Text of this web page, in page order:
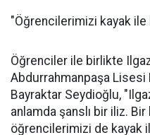
"Öğrencilerimizi kayak
Öğrenciler ile birlikte
Abdurrahmanpaşa
Bayraktar Seydioğlu,
anlamda şanslı bir iliz.
öğrencilerimizi de kayak